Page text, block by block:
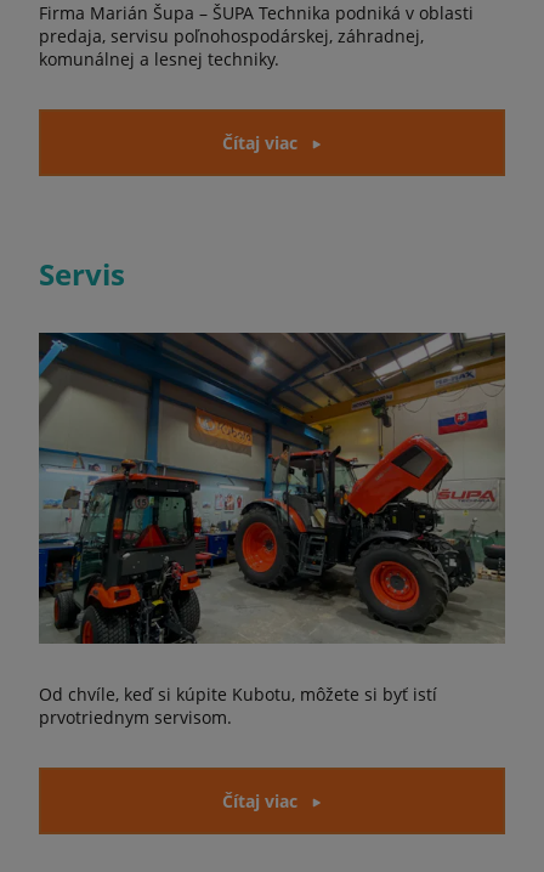
Firma Marián Šupa – ŠUPA Technika podniká v oblasti
predaja, servisu poľnohospodárskej, záhradnej,
komunálnej a lesnej techniky.
Čítaj viac
Servis
Od chvíle, keď si kúpite Kubotu, môžete si byť istí
prvotriednym servisom.
Čítaj viac